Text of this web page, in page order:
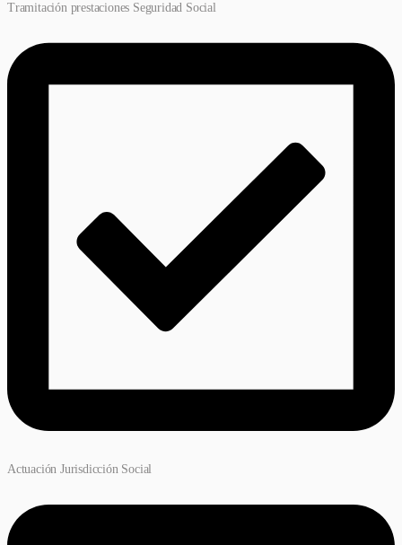
Tramitación prestaciones Seguridad Social
Actuación Jurisdicción Social